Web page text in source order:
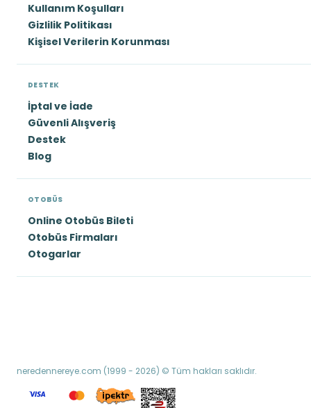
Kullanım Koşulları
Gizlilik Politikası
Kişisel Verilerin Korunması
DESTEK
İptal ve İade
Güvenli Alışveriş
Destek
Blog
OTOBÜS
Online Otobüs Bileti
Otobüs Firmaları
Otogarlar
neredennereye.com (1999 - 2026) © Tüm hakları saklıdır.